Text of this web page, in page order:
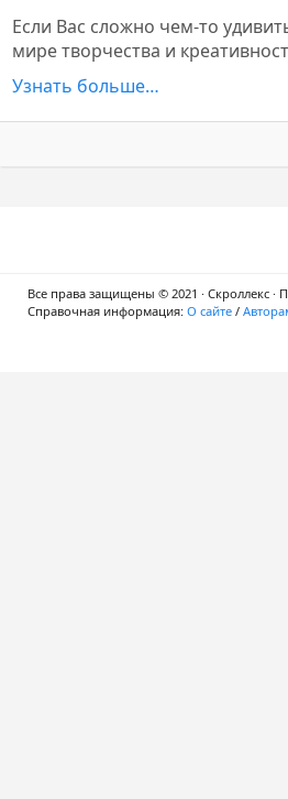
Если Вас сложно чем-то
мире творчества и
Узнать больше…
Все права защищены © 2021 · Скроллекс ·
Справочная информация: О сайте /